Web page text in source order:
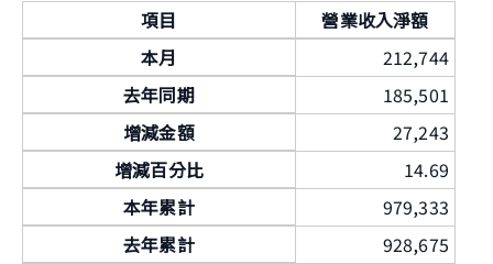
項目
營業收入淨額
本月
212,744
去年同期
185,501
增減金額
27,243
增減百分比
14.69
本年累計
979,333
去年累計
928,675